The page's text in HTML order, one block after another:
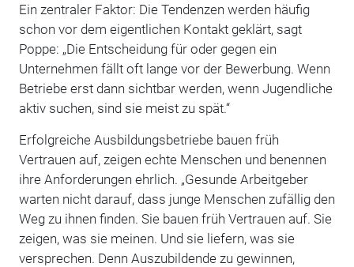
Ein zentraler Faktor: Die Tendenzen werden häufig
schon vor dem eigentlichen Kontakt geklärt, sagt
Poppe: „Die Entscheidung für oder gegen ein
Unternehmen fällt oft lange vor der Bewerbung. Wenn
Betriebe erst dann sichtbar werden, wenn Jugendliche
aktiv suchen, sind sie meist zu spät.“
Erfolgreiche Ausbildungsbetriebe bauen früh
Vertrauen auf, zeigen echte Menschen und benennen
ihre Anforderungen ehrlich. „Gesunde Arbeitgeber
warten nicht darauf, dass junge Menschen zufällig den
Weg zu ihnen finden. Sie bauen früh Vertrauen auf. Sie
zeigen, was sie meinen. Und sie liefern, was sie
versprechen. Denn Auszubildende zu gewinnen,